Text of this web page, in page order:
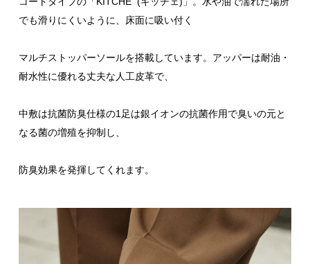
でも滑りにくいように、床面に吸い付く
マルチストッパーソールを搭載しています。アッパーは耐油・
耐水性に優れる丈夫な人工皮革で、
中敷は抗菌防臭仕様の1足は銀イオンの抗菌作用で臭いの元と
なる菌の増殖を抑制し、
防臭効果を発揮してくれます。